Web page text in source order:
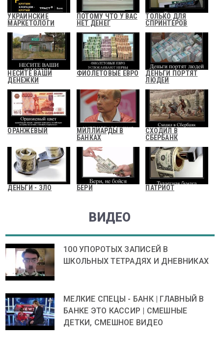
УКРАИНСКИЕ
МАРКЕТОЛОГИ
ПОТОМУ ЧТО У ВАС
НЕТ ДЕНЕГ
ТОЛЬКО ДЛЯ
СПРИНТЕРОВ
НЕСИТЕ ВАШИ
ДЕНЕЖКИ
ФИОЛЕТОВЫЕ ЕВРО
ДЕНЬГИ ПОРТЯТ
ЛЮДЕЙ
ОРАНЖЕВЫЙ
МИЛЛИАРДЫ В
БАНКАХ
СХОДИЛ В
СБЕРБАНК
ДЕНЬГИ - ЗЛО БЕРИ ПАТРИОТ
ВИДЕО
100 УПОРОТЫХ ЗАПИСЕЙ В
ШКОЛЬНЫХ ТЕТРАДЯХ И ДНЕВНИКАХ
МЕЛКИЕ СПЕЦЫ - БАНК | ГЛАВНЫЙ В
БАНКЕ ЭТО КАССИР | СМЕШНЫЕ
ДЕТКИ, СМЕШНОЕ ВИДЕО